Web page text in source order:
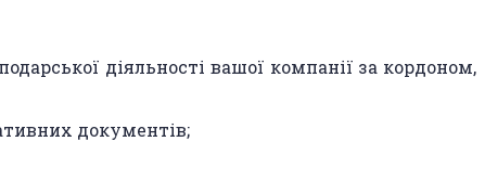
діяльності вашої компанії за кордоном,
документів;